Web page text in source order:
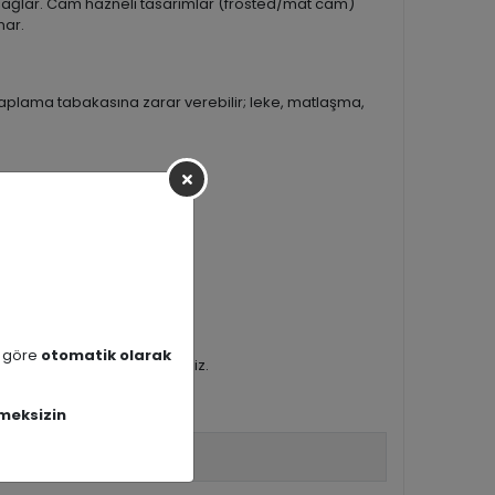
tabakasına zarar verebilir; leke, matlaşma,
kullanın.
yıllarca koruyabilirsiniz.
yaratır!
göre otomatik olarak